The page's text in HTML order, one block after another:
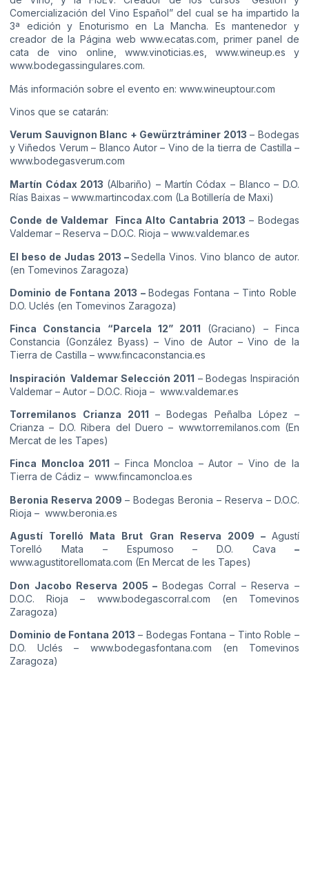
Comercialización del Vino Español” del cual se ha impartido la
3ª edición y Enoturismo en La Mancha. Es mantenedor y
creador de la Página web www.ecatas.com, primer panel de
cata de vino online, www.vinoticias.es, www.wineup.es y
www.bodegassingulares.com.
Más información sobre el evento en: www.wineuptour.com
Vinos que se catarán:
Verum Sauvignon Blanc + Gewürztráminer 2013 – Bodegas
y Viñedos Verum – Blanco Autor – Vino de la tierra de Castilla –
www.bodegasverum.com
Martín Códax 2013 (Albariño) – Martín Códax – Blanco – D.O.
Rías Baixas – www.martincodax.com (La Botillería de Maxi)
Conde de Valdemar Finca Alto Cantabria 2013 – Bodegas
Valdemar – Reserva – D.O.C. Rioja – www.valdemar.es
El beso de Judas 2013 –Sedella Vinos. Vino blanco de autor.
(en Tomevinos Zaragoza)
Dominio de Fontana 2013 –Bodegas Fontana – Tinto Roble
D.O. Uclés (en Tomevinos Zaragoza)
Finca Constancia “Parcela 12” 2011 (Graciano) – Finca
Constancia (González Byass) – Vino de Autor – Vino de la
Tierra de Castilla – www.fincaconstancia.es
Inspiración Valdemar Selección 2011 – Bodegas Inspiración
Valdemar – Autor – D.O.C. Rioja – www.valdemar.es
Torremilanos Crianza 2011 – Bodegas Peñalba López –
Crianza – D.O. Ribera del Duero – www.torremilanos.com (En
Mercat de les Tapes)
Finca Moncloa 2011 – Finca Moncloa – Autor – Vino de la
Tierra de Cádiz – www.fincamoncloa.es
Beronia Reserva 2009 – Bodegas Beronia – Reserva – D.O.C.
Rioja – www.beronia.es
Agustí Torelló Mata Brut Gran Reserva 2009 – Agustí
Torelló Mata – Espumoso – D.O. Cava –
www.agustitorellomata.com (En Mercat de les Tapes)
Don Jacobo Reserva 2005 – Bodegas Corral – Reserva –
D.O.C. Rioja – www.bodegascorral.com (en Tomevinos
Zaragoza)
Dominio de Fontana 2013 – Bodegas Fontana – Tinto Roble –
D.O. Uclés – www.bodegasfontana.com (en Tomevinos
Zaragoza)